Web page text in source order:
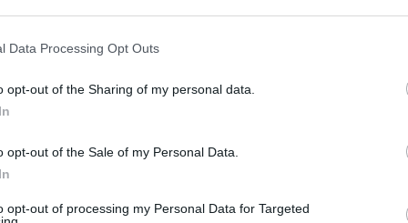
Data Processing Opt Outs
opt-out of the Sharing of my personal data.
opt-out of the Sale of my Personal Data.
opt-out of processing my Personal Data for Targeted
dinamika mérsékelt növekedését adja). Egy
lefedett vállalatok száma.
a második negyedéves gyorsjelentések megjelenését
tartalmazó felmérésünket. Ezúttal 14 brókercég járult hozzá a
Cash, CA-IB, Cashline, Concorde, CIB, CSFB, Erste, IE-New York,
Elsőként a BUX súlyozással számított...